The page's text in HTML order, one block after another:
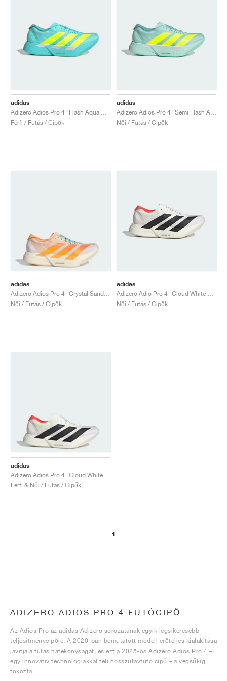
adidas
Férfi / Futás / Cipők
adidas
Női / Futás / Cipők
adidas
Női / Futás / Cipők
adidas
Női / Futás / Cipők
adidas
Férfi & Női / Futás / Cipők
1
ADIZERO ADIOS PRO 4 FUTÓCIPŐ
Az Adios Pro az adidas Adizero sorozatának egyik legsikeresebb
teljesítménycipője. A 2020-ban bemutatott modell erőteljes kialakítása
javítja a futás hatékonyságát, és ezt a 2025-ös Adizero Adios Pro 4 –
egy innovatív technológiákkal teli hosszútávfutó cipő – a végsőkig
fokozta.